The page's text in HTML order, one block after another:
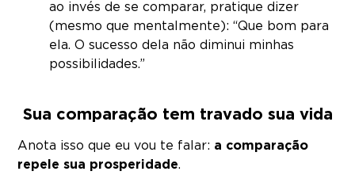
ao invés de se comparar, pratique dizer
(mesmo que mentalmente): “Que bom para
ela. O sucesso dela não diminui minhas
possibilidades.”
Sua comparação tem travado sua vida
Anota isso que eu vou te falar: a comparação
repele sua prosperidade.